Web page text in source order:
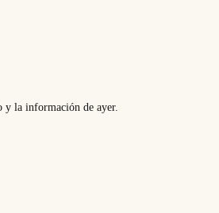
y la información de ayer.